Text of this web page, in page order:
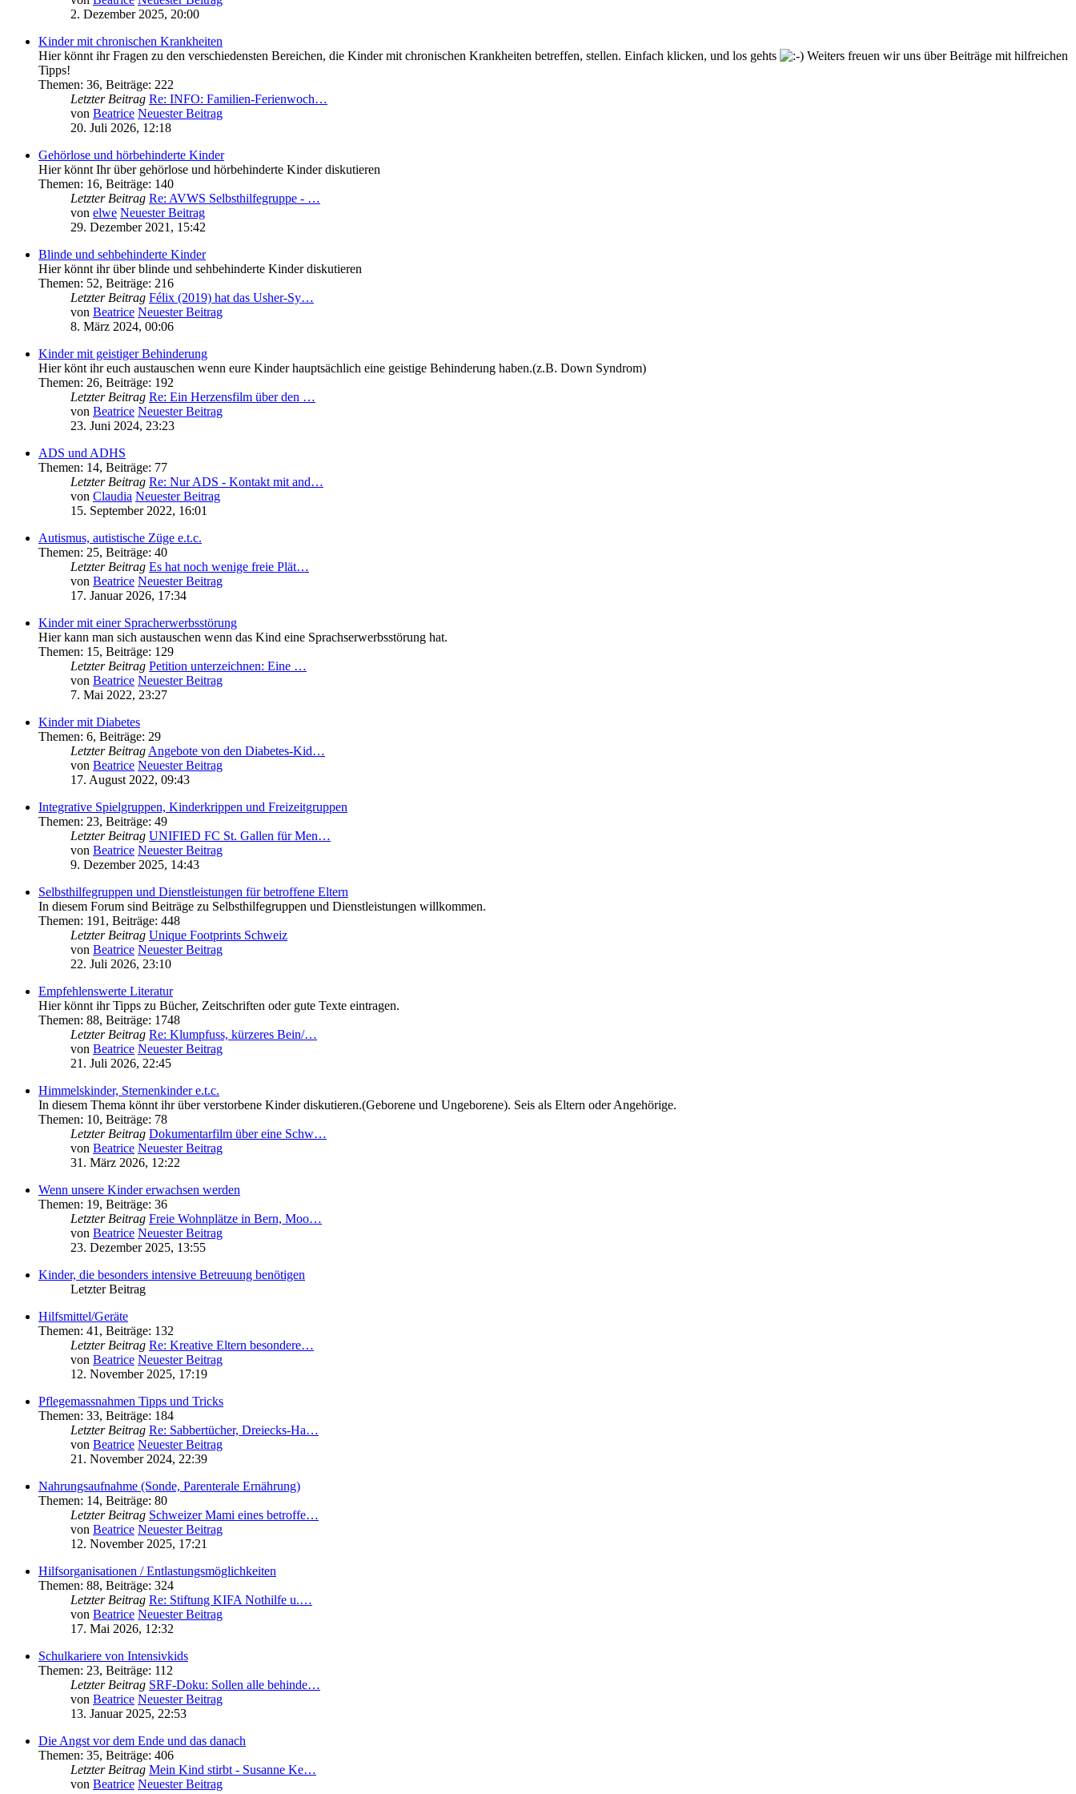
2. Dezember 2025, 20:00
Kinder mit chronischen Krankheiten
Hier könnt ihr Fragen zu den verschiedensten Bereichen, die Kinder mit chronischen Krankheiten betreffen, stellen. Einfach klicken, und los gehts
Weiters freuen wir uns über Beiträge mit hilfreichen
Tipps!
Themen: 36, Beiträge: 222
Letzter Beitrag Re: INFO: Familien-Ferienwoch…
von Beatrice Neuester Beitrag
20. Juli 2026, 12:18
Gehörlose und hörbehinderte Kinder
Hier könnt Ihr über gehörlose und hörbehinderte Kinder diskutieren
Themen: 16, Beiträge: 140
Letzter Beitrag Re: AVWS Selbsthilfegruppe - …
von elwe Neuester Beitrag
29. Dezember 2021, 15:42
Blinde und sehbehinderte Kinder
Hier könnt ihr über blinde und sehbehinderte Kinder diskutieren
Themen: 52, Beiträge: 216
Letzter Beitrag Félix (2019) hat das Usher-Sy…
von Beatrice Neuester Beitrag
8. März 2024, 00:06
Kinder mit geistiger Behinderung
Hier könt ihr euch austauschen wenn eure Kinder hauptsächlich eine geistige Behinderung haben.(z.B. Down Syndrom)
Themen: 26, Beiträge: 192
Letzter Beitrag Re: Ein Herzensfilm über den …
von Beatrice Neuester Beitrag
23. Juni 2024, 23:23
ADS und ADHS
Themen: 14, Beiträge: 77
Letzter Beitrag Re: Nur ADS - Kontakt mit and…
von Claudia Neuester Beitrag
15. September 2022, 16:01
Autismus, autistische Züge e.t.c.
Themen: 25, Beiträge: 40
Letzter Beitrag Es hat noch wenige freie Plät…
von Beatrice Neuester Beitrag
17. Januar 2026, 17:34
Kinder mit einer Spracherwerbsstörung
Hier kann man sich austauschen wenn das Kind eine Sprachserwerbsstörung hat.
Themen: 15, Beiträge: 129
Letzter Beitrag Petition unterzeichnen: Eine …
von Beatrice Neuester Beitrag
7. Mai 2022, 23:27
Kinder mit Diabetes
Themen: 6, Beiträge: 29
Letzter Beitrag Angebote von den Diabetes-Kid…
von Beatrice Neuester Beitrag
17. August 2022, 09:43
Integrative Spielgruppen, Kinderkrippen und Freizeitgruppen
Themen: 23, Beiträge: 49
Letzter Beitrag UNIFIED FC St. Gallen für Men…
von Beatrice Neuester Beitrag
9. Dezember 2025, 14:43
Selbsthilfegruppen und Dienstleistungen für betroffene Eltern
In diesem Forum sind Beiträge zu Selbsthilfegruppen und Dienstleistungen willkommen.
Themen: 191 , Beiträge: 448
Letzter Beitrag Unique Footprints Schweiz
von Beatrice Neuester Beitrag
22. Juli 2026, 23:10
Empfehlenswerte Literatur
Hier könnt ihr Tipps zu Bücher, Zeitschriften oder gute Texte eintragen.
Themen: 88, Beiträge: 1748
Letzter Beitrag Re: Klumpfuss, kürzeres Bein/…
von Beatrice Neuester Beitrag
21. Juli 2026, 22:45
Himmelskinder, Sternenkinder e.t.c.
In diesem Thema könnt ihr über verstorbene Kinder diskutieren.(Geborene und Ungeborene). Seis als Eltern oder Angehörige.
Themen: 10, Beiträge: 78
Letzter Beitrag Dokumentarfilm über eine Schw…
von Beatrice Neuester Beitrag
31. März 2026, 12:22
Wenn unsere Kinder erwachsen werden
Themen: 19, Beiträge: 36
Letzter Beitrag Freie Wohnplätze in Bern, Moo…
von Beatrice Neuester Beitrag
23. Dezember 2025, 13:55
Kinder, die besonders intensive Betreuung benötigen
Letzter Beitrag
Hilfsmittel/Geräte
Themen: 41 , Beiträge: 132
Letzter Beitrag Re: Kreative Eltern besondere…
von Beatrice Neuester Beitrag
12. November 2025, 17:19
Pflegemassnahmen Tipps und Tricks
Themen: 33, Beiträge: 184
Letzter Beitrag Re: Sabbertücher, Dreiecks-Ha…
von Beatrice Neuester Beitrag
21. November 2024, 22:39
Nahrungsaufnahme (Sonde, Parenterale Ernährung)
Themen: 14, Beiträge: 80
Letzter Beitrag Schweizer Mami eines betroffe…
von Beatrice Neuester Beitrag
12. November 2025, 17:21
Hilfsorganisationen / Entlastungsmöglichkeiten
Themen: 88, Beiträge: 324
Letzter Beitrag Re: Stiftung KIFA Nothilfe u.…
von Beatrice Neuester Beitrag
17. Mai 2026, 12:32
Schulkariere von Intensivkids
Themen: 23, Beiträge: 112
Letzter Beitrag SRF-Doku: Sollen alle behinde…
von Beatrice Neuester Beitrag
13. Januar 2025, 22:53
Die Angst vor dem Ende und das danach
Themen: 35, Beiträge: 406
Letzter Beitrag Mein Kind stirbt - Susanne Ke…
von Beatrice Neuester Beitrag